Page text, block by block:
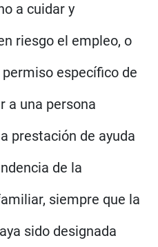
a cuidar y
riesgo el empleo, o
específico de
a una persona
prestación de ayuda
de la
siempre que la
sido designada